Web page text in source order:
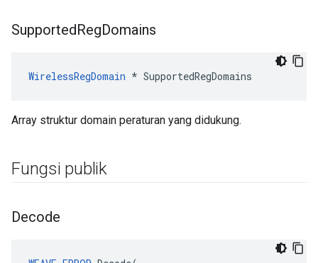
SupportedRegDomains
WirelessRegDomain * SupportedRegDomains
Array struktur domain peraturan yang didukung.
Fungsi publik
Decode